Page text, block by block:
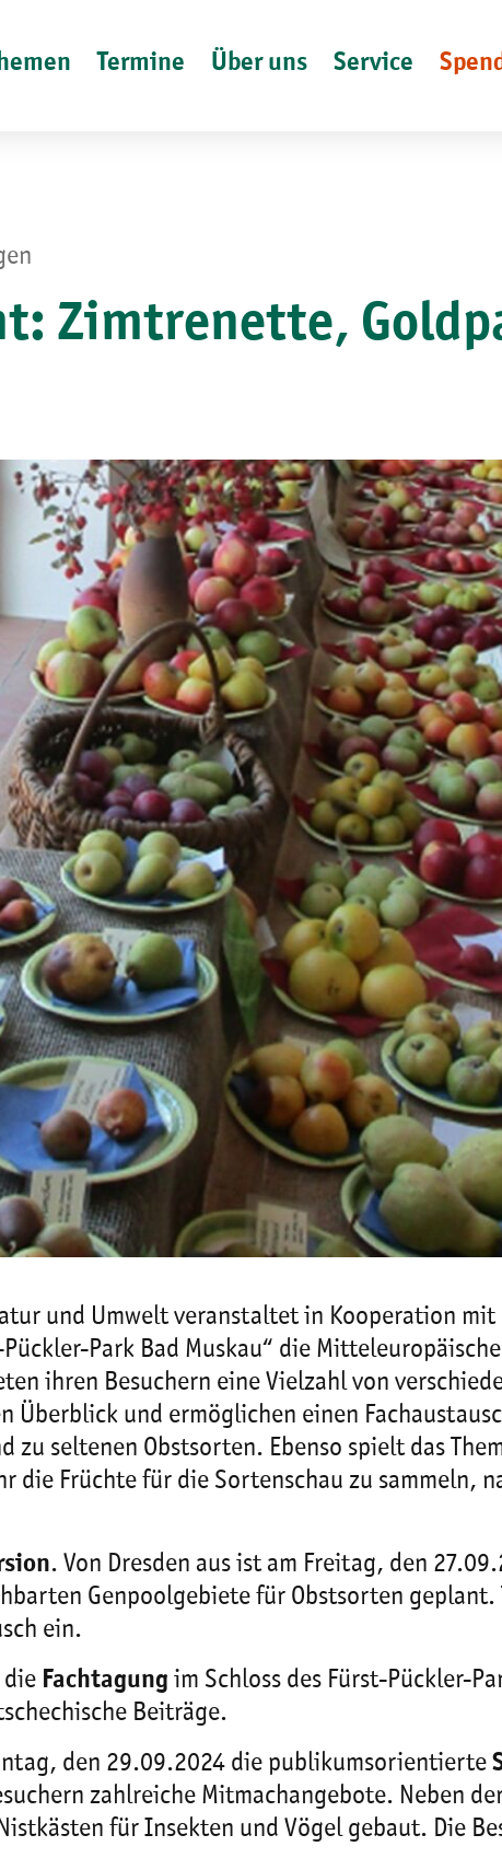
Termine Über uns Service
Zimtrenette,
und Umwelt veranstaltet in Kooperation mit
Park Bad Muskau“ die
ihren Besuchern eine Vielzahl von
Überblick und ermöglichen einen
zu seltenen Obstsorten. Ebenso spielt das
die Früchte für die Sortenschau zu sammeln,
. Von Dresden aus ist am Freitag, den
Genpoolgebiete für Obstsorten
ein.
Fachtagung im Schloss des Fürst-Pückler-
Beiträge.
den 29.09.2024 die publikumsorientierte
zahlreiche Mitmachangebote. Neben
für Insekten und Vögel gebaut. Die